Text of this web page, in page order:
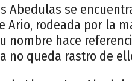
Abedulas se
Ario, rodeada por la
nombre hace
no queda rastro de